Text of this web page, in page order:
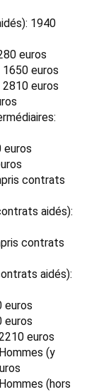
1940
euros
euros
euros
euros
contrats
aidés):
contrats
aidés):
euros
euros
euros
(y
(hors